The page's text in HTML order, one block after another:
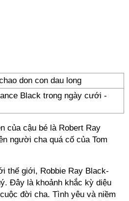
Black trong ngày cưới -
của cậu bé là Robert Ray
người cha quá cố của Tom
thế giới, Robbie Ray Black-
Đây là khoảnh khắc kỳ diệu
đời cha. Tình yêu và niềm